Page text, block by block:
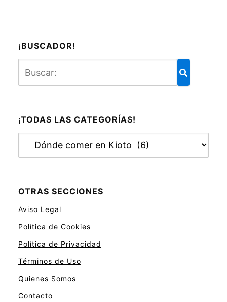
¡BUSCADOR!
¡TODAS LAS CATEGORÍAS!
a
l
a
c
a
t
e
g
OTRAS SECCIONES
Aviso Legal
Política de Cookies
Política de Privacidad
Términos de Uso
Quienes Somos
Contacto